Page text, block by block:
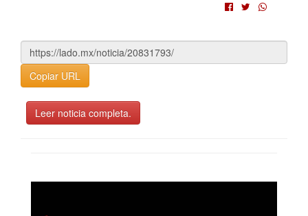
Copiar URL
Leer noticia completa.